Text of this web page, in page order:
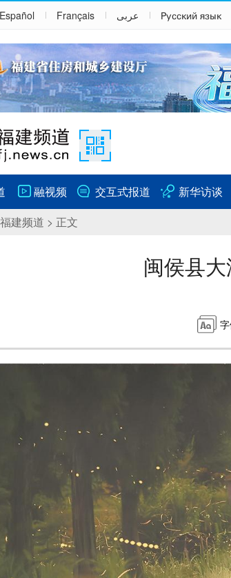
Español Français عربى Русский язык
融视频 交互式报道 新华访谈
福建频道 > 正文
闽侯县
字